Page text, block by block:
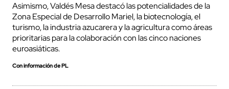
Asimismo, Valdés Mesa destacó las potencialidades de la
Zona Especial de Desarrollo Mariel, la biotecnología, el
turismo, la industria azucarera y la agricultura como áreas
prioritarias para la colaboración con las cinco naciones
euroasiáticas.
Con información de PL